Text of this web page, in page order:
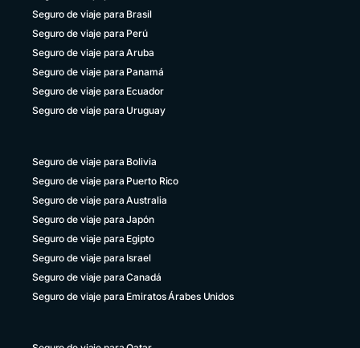
Seguro de viaje para Brasil
Seguro de viaje para Perú
Seguro de viaje para Aruba
Seguro de viaje para Panamá
Seguro de viaje para Ecuador
Seguro de viaje para Uruguay
Seguro de viaje para Bolivia
Seguro de viaje para Puerto Rico
Seguro de viaje para Australia
Seguro de viaje para Japón
Seguro de viaje para Egipto
Seguro de viaje para Israel
Seguro de viaje para Canadá
Seguro de viaje para Emiratos Árabes Unidos